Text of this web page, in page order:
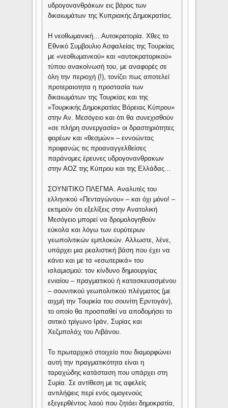
υδρογονανθράκων εις βάρος των
δικαιωμάτων της Κυπριακής Δημοκρατίας.
Η νεοθωμανική… Αυτοκρατορία. Χθες το
Εθνικό Συμβουλιο Ασφαλείας της Τουρκίας
με «νεοθωμανκού» και «αυτοκρατορικού»
τύπου ανακοίνωσή του, με αναφορές σε
όλη την περιoχή (!), τονίζει πως αποτελεί
προτεραιοτητα η προστασία των
δικαιωμάτων της Τουρκίας και της
«Τουρκικής Δημοκρατίας Βόρειας Κύπρου»
στην Αν. Μεσόγειο και ότι θα συνεχισθούν
«σε πλήρη συνεργασία» οι δραστηριότητες
φορέων και «θεσμών» – εννοώντας
προφανώς τις προαναγγελθείσες
παράνομες έρευνες υδρογονανθρακων
στην ΑΟΖ της Κύπρου και της Ελλάδας…
ΣΟΥΝΙΤΙΚΟ ΠΛΕΓΜΑ. Αναλυτές του
ελληνικού «Πενταγώνου» – και όχι μόνο! –
εκτιμούν ότι εξελίξεις στην Ανατολική
Μεσόγειο μπορεί να δρομολογηθούν
εύκολα και λόγω των ευρύτερων
γεωπολιτικών εμπλοκών. Αλλωστε, λένε,
υπάρχει μια ρεαλιστική βάση που έχει να
κάνει και με τα «εσωτερικά» του
ισλαμισμού: τον κίνδυνο δημιουργίας
ενιαίου – πραγματικού ή κατασκευασμένου
– σουνιτικού γεωπολιτικού πλέγματος (με
αιχμή την Τουρκία του σουνίτη Ερντογάν),
το οποίο θα προσπαθεί να αποδομήσει το
σιιτικό τρίγωνο Ιράν, Συρίας και
Χεζμπολάχ του Λιβάνου.
Το πρωταρχικό στοιχείο που διαμορφώνει
αυτή την πραγματικότητα είναι η
ταραχώδης κατάσταση που υπάρχει στη
Συρία. Σε αντίθεση με τις αφελείς
αντιλήψεις περί ενός ομογενούς
εξεγερθέντος λαού που ζητάει δημοκρατία,